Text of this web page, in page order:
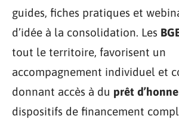
guides, fiches pratiques et
d’idée à la consolidation. Les
tout le territoire, favorisent un
accompagnement individuel et
donnant accès à du prêt
dispositifs de financement